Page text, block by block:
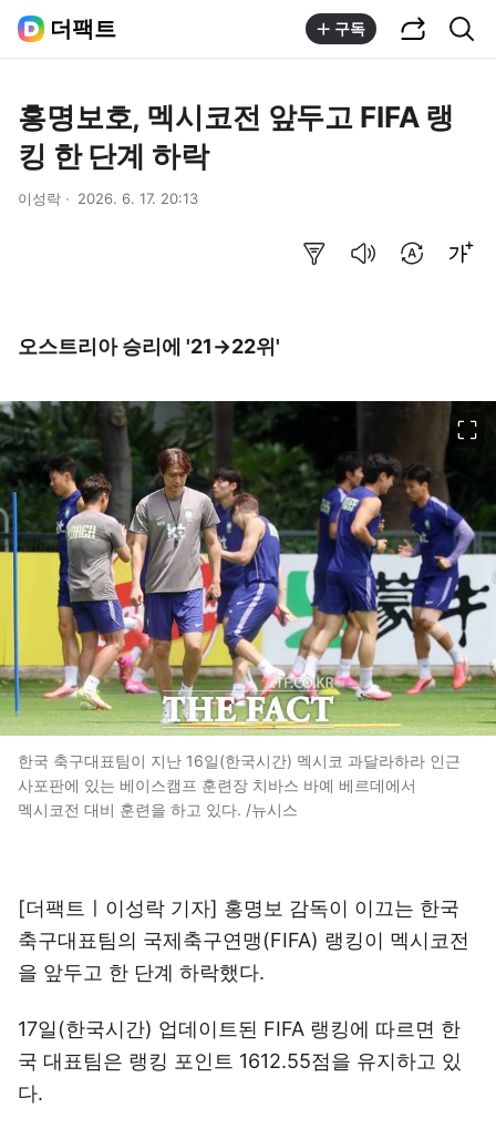
더팩트 구독
홍명보호, 멕시코전 앞두고 FIFA 랭
킹 한 단계 하락
이성락 2026. 6. 17. 20:13
오스트리아 승리에 '21→22위'
한국 축구대표팀이 지난 16일(한국시간) 멕시코 과달라하라 인근
사포판에 있는 베이스캠프 훈련장 치바스 바예 베르데에서
멕시코전 대비 훈련을 하고 있다. /뉴시스
[더팩트ㅣ이성락 기자] 홍명보 감독이 이끄는 한국
축구대표팀의 국제축구연맹(FIFA) 랭킹이 멕시코전
을 앞두고 한 단계 하락했다.
17일(한국시간) 업데이트된 FIFA 랭킹에 따르면 한
국 대표팀은 랭킹 포인트 1612.55점을 유지하고 있
다.